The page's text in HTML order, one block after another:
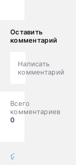
Оставить
комментарий
Написать
комментарий
Всего
комментариев
0